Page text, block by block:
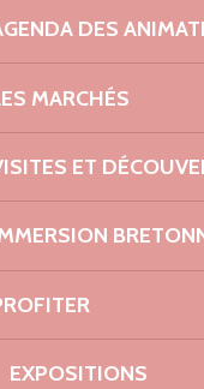
DES
MARCHÉS
ET
EXPOSITIONS